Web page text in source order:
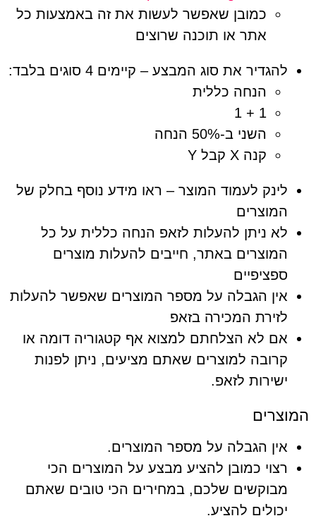
כמובן שאפשר לעשות את זה באמצעות כל
אתר או תוכנה שרוצים
להגדיר את סוג המבצע – קיימים 4 סוגים בלבד:
הנחה כללית
1 + 1
השני ב-50% הנחה
קנה X קבל Y
לינק לעמוד המוצר – ראו מידע נוסף בחלק של
המוצרים
לא ניתן להעלות לזאפ הנחה כללית על כל
המוצרים באתר, חייבים להעלות מוצרים
ספציפיים
אין הגבלה על מספר המוצרים שאפשר להעלות
לזירת המכירה בזאפ
אם לא הצלחתם למצוא אף קטגוריה דומה או
קרובה למוצרים שאתם מציעים, ניתן לפנות
ישירות לזאפ.
המוצרים
אין הגבלה על מספר המוצרים.
רצוי כמובן להציע מבצע על המוצרים הכי
מבוקשים שלכם, במחירים הכי טובים שאתם
יכולים להציע.